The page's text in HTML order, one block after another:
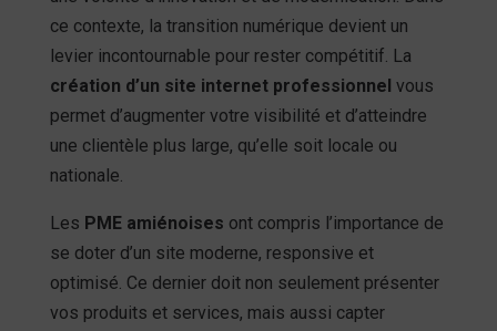
ce contexte, la transition numérique devient un
levier incontournable pour rester compétitif. La
création d’un site internet professionnel vous
permet d’augmenter votre visibilité et d’atteindre
une clientèle plus large, qu’elle soit locale ou
nationale.
Les PME amiénoises ont compris l’importance de
se doter d’un site moderne, responsive et
optimisé. Ce dernier doit non seulement présenter
vos produits et services, mais aussi capter